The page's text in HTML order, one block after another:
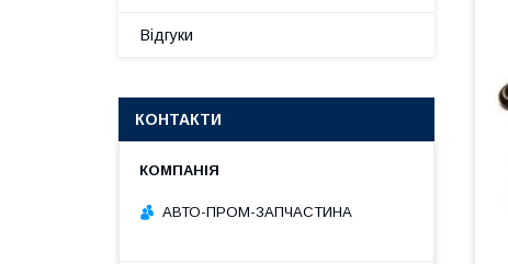
Відгуки
КОНТАКТИ
АВТО-ПРОМ-ЗАПЧАСТИНА